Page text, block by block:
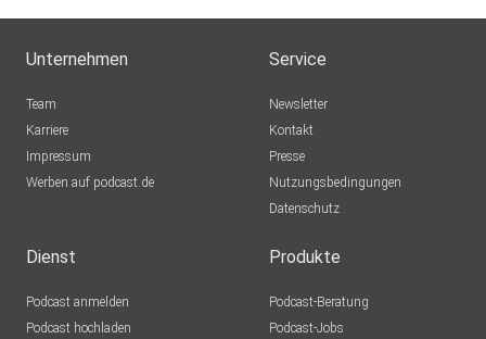
Unternehmen
Team
Karriere
Impressum
Werben auf podcast.de
Service
Newsletter
Kontakt
Presse
Nutzungsbedingungen
Datenschutz
Dienst
Podcast anmelden
Podcast hochladen
Produkte
Podcast-Beratung
Podcast-Jobs